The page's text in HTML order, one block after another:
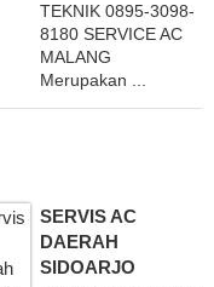
TEKNIK 0895-3098-
8180 SERVICE AC
MALANG
Merupakan ...
SERVIS AC
DAERAH
SIDOARJO